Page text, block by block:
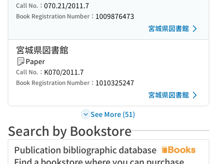
Call No.： 070.21/2011.7
Book Registration Number： 1009876473
宮城県図書館
宮城県図書館
Paper
Call No.： K070/2011.7
Book Registration Number： 1010325247
宮城県図書館
See More (51)
Search by Bookstore
Publication bibliographic database